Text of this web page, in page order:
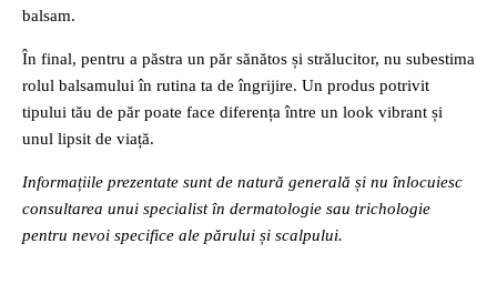
balsam.
În final, pentru a păstra un păr sănătos și strălucitor, nu subestima
rolul balsamului în rutina ta de îngrijire. Un produs potrivit
tipului tău de păr poate face diferența între un look vibrant și
unul lipsit de viață.
Informațiile prezentate sunt de natură generală și nu înlocuiesc
consultarea unui specialist în dermatologie sau trichologie
pentru nevoi specifice ale părului și scalpului.